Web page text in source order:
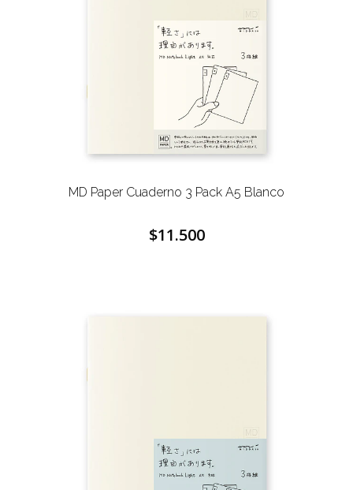
MD Paper Cuaderno 3 Pack A5 Blanco
$11.500